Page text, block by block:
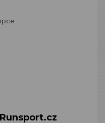
Runsport.cz